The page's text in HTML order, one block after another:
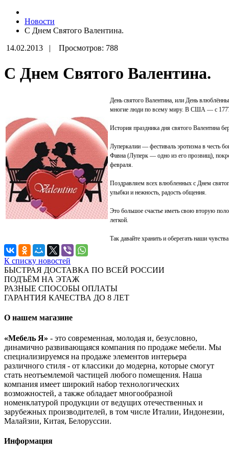
Новости
С Днем Святого Валентина.
14.02.2013 |
Просмотров: 788
С Днем Святого Валентина.
День святого Валентина, или День
многие люди по всему миру. В США — c
История праздника дня святого Валентина
Луперкалии — фестиваль эротизма в честь
Фавна (Луперк — одно из его прозвищ),
февраля.
Поздравляем всех влюбленных с Днем
улыбки и нежность, радость общения.
Это большое счастье иметь свою вторую
легкой.
Так давайте хранить и оберегать наши
К списку новостей
БЫСТРАЯ ДОСТАВКА ПО ВСЕЙ РОССИИ
ПОДЪЁМ НА ЭТАЖ
РАЗНЫЕ СПОСОБЫ ОПЛАТЫ
ГАРАНТИЯ КАЧЕСТВА ДО 8 ЛЕТ
О нашем магазине
«Мебель Я» - это современная, молодая и, безусловно,
динамично развивающаяся компания по продаже мебели. Мы
специализируемся на продаже элементов интерьера
различного стиля - от классики до модерна, которые смогут
стать неотъемлемой частицей любого помещения. Наша
компания имеет широкий набор технологических
возможностей, а также обладает многообразной
номенклатурой продукции от ведущих отечественных и
зарубежных производителей, в том числе Италии, Индонезии,
Малайзии, Китая, Белоруссии.
Информация